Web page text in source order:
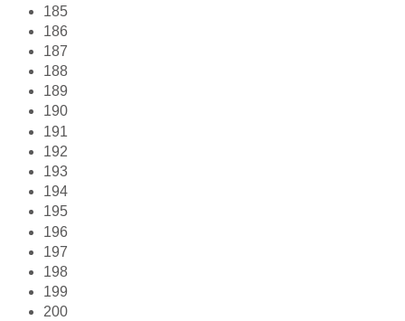
185
186
187
188
189
190
191
192
193
194
195
196
197
198
199
200